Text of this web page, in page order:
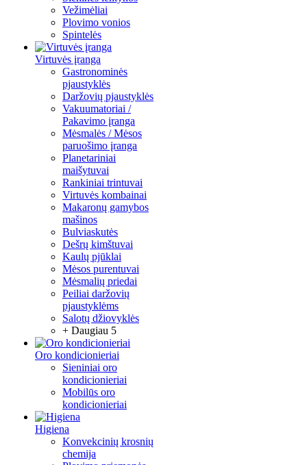
Vežimėliai
Plovimo vonios
Spintelės
Virtuvės įranga
Gastronominės
pjaustyklės
Daržovių pjaustyklės
Vakuumatoriai /
Pakavimo įranga
Mėsmalės / Mėsos
paruošimo įranga
Planetariniai
maišytuvai
Rankiniai trintuvai
Virtuvės kombainai
Makaronų gamybos
mašinos
Bulviaskutės
Dešrų kimštuvai
Kaulų pjūklai
Mėsos purentuvai
Mėsmalių priedai
Peiliai daržovių
pjaustyklėms
Salotų džiovyklės
+ Daugiau 5
Oro kondicionieriai
Sieniniai oro
kondicionieriai
Mobilūs oro
kondicionieriai
Higiena
Konvekcinių krosnių
chemija